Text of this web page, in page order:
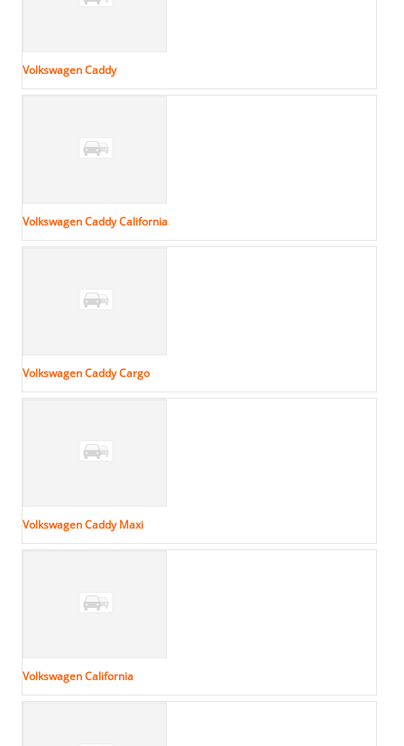
Volkswagen Caddy
Volkswagen Caddy California
Volkswagen Caddy Cargo
Volkswagen Caddy Maxi
Volkswagen California